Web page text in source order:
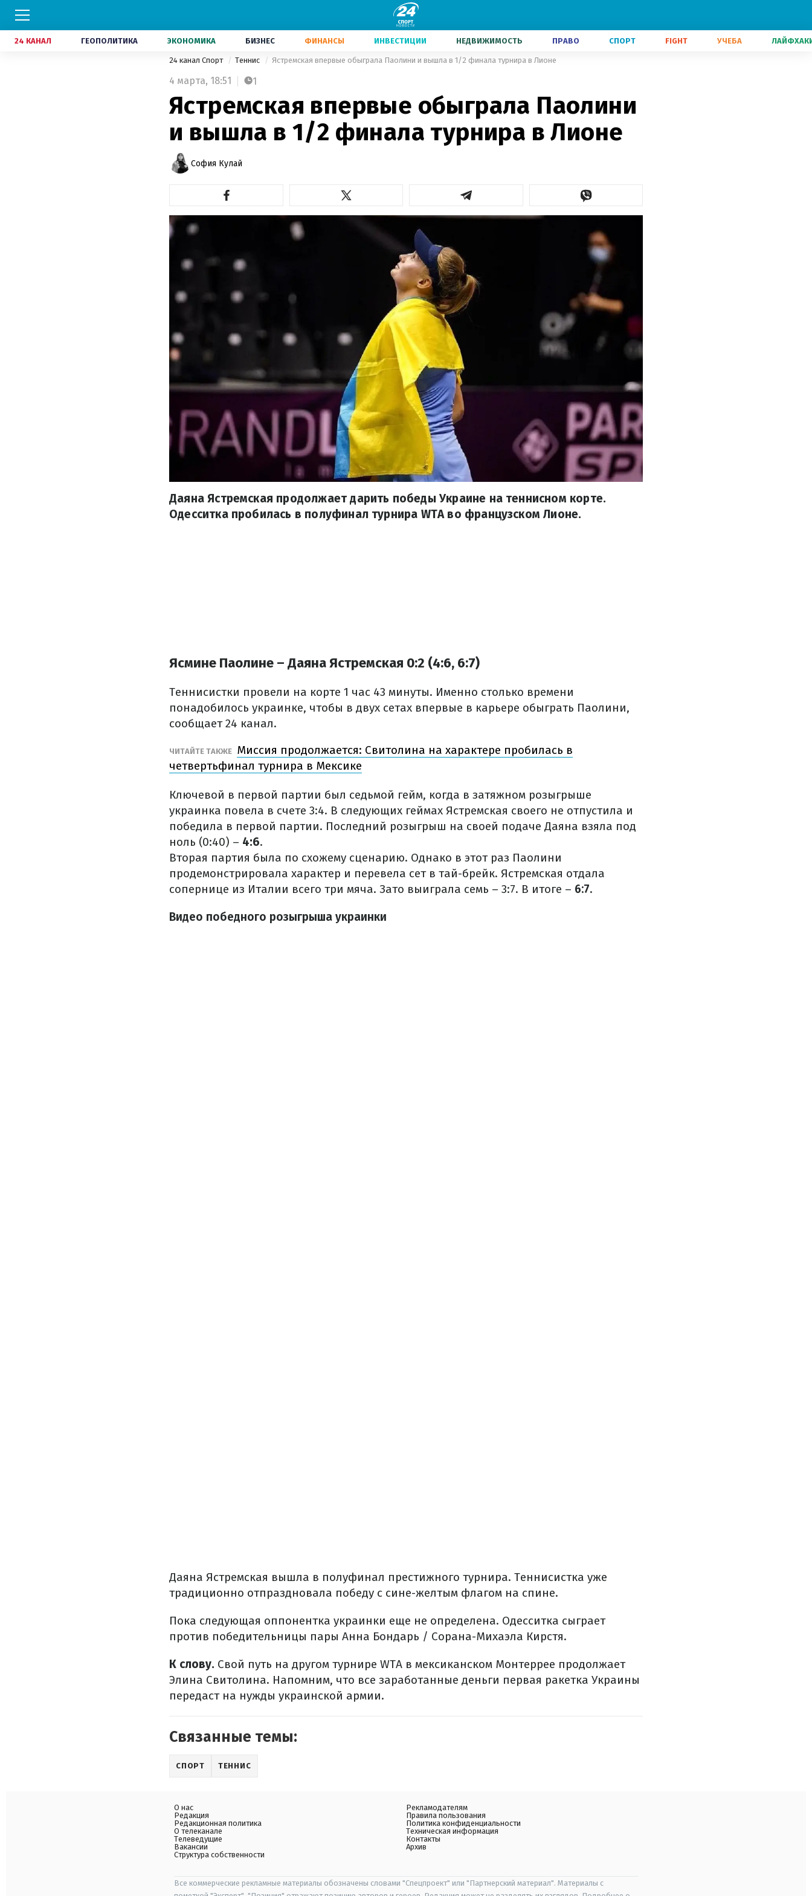
24 КАНАЛ ГЕОПОЛИТИКА ЭКОНОМИКА БИЗНЕС ФИНАНСЫ ИНВЕСТИЦИИ НЕДВИЖИМОСТЬ ПРАВО СПОРТ FIGHT УЧЕБА
24 канал Спорт Теннис Ястремская впервые обыграла Паолини и вышла в 1/2 финала турнира в Лионе
4 марта, 18:51 1
Ястремская впервые обыграла Паолини
и вышла в 1/2 финала турнира в Лионе
София Кулай
Даяна Ястремская продолжает дарить победы Украине на теннисном корте.
Одесситка пробилась в полуфинал турнира WTA во французском Лионе.
Ясмине Паолине – Даяна Ястремская 0:2 (4:6, 6:7)
Теннисистки провели на корте 1 час 43 минуты. Именно столько времени
понадобилось украинке, чтобы в двух сетах впервые в карьере обыграть Паолини,
сообщает 24 канал.
ЧИТАЙТЕ ТАКЖЕ Миссия продолжается: Свитолина на характере пробилась в
четвертьфинал турнира в Мексике
Ключевой в первой партии был седьмой гейм, когда в затяжном розыгрыше
украинка повела в счете 3:4. В следующих геймах Ястремская своего не отпустила и
победила в первой партии. Последний розыгрыш на своей подаче Даяна взяла под
ноль (0:40) – 4:6.
Вторая партия была по схожему сценарию. Однако в этот раз Паолини
продемонстрировала характер и перевела сет в тай-брейк. Ястремская отдала
сопернице из Италии всего три мяча. Зато выиграла семь – 3:7. В итоге – 6:7.
Видео победного розыгрыша украинки
Даяна Ястремская вышла в полуфинал престижного турнира. Теннисистка уже
традиционно отпраздновала победу с сине-желтым флагом на спине.
Пока следующая оппонентка украинки еще не определена. Одесситка сыграет
против победительницы пары Анна Бондарь / Сорана-Михаэла Кирстя.
К слову. Свой путь на другом турнире WTA в мексиканском Монтеррее продолжает
Элина Свитолина. Напомним, что все заработанные деньги первая ракетка Украины
передаст на нужды украинской армии.
Связанные темы:
СПОРТ ТЕННИС
О нас
Редакция
Редакционная политика
О телеканале
Телеведущие
Вакансии
Структура собственности
Рекламодателям
Правила пользования
Политика конфиденциальности
Техническая информация
Контакты
Архив
Все коммерческие рекламные материалы обозначены словами "Спецпроект" или "Партнерский материал". Материалы с